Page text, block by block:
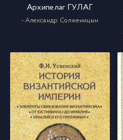
Архипелаг ГУЛАГ
- Александр Солженицын